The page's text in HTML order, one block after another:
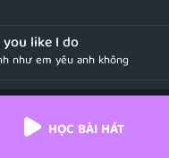
like I do
như em yêu anh không
really do
em thực sự yêu anh rất nhiều mà
HỌC BÀI HÁT